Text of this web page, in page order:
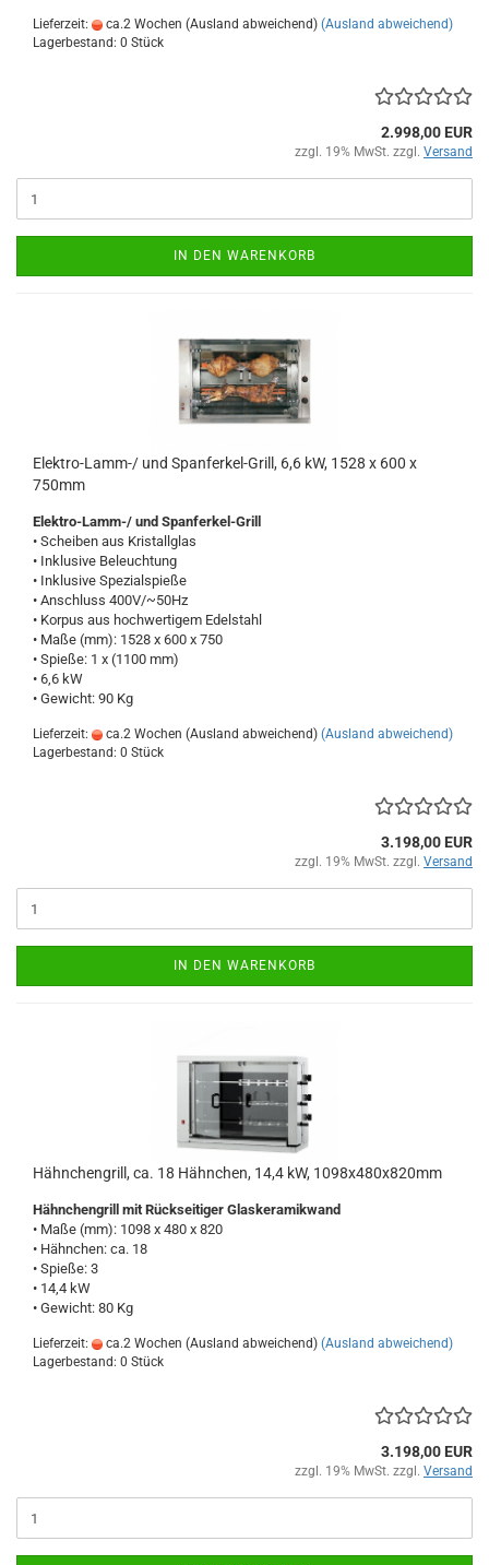
Lieferzeit: ca.2 Wochen (Ausland abweichend) (Ausland abweichend)
Lagerbestand: 0 Stück
2.998,00 EUR
zzgl. 19% MwSt. zzgl. Versand
IN DEN WARENKORB
Elektro-Lamm-/ und Spanferkel-Grill, 6,6 kW, 1528 x 600 x
750mm
Elektro-Lamm-/ und Spanferkel-Grill
• Scheiben aus Kristallglas
• Inklusive Beleuchtung
• Inklusive Spezialspieße
• Anschluss 400V/~50Hz
• Korpus aus hochwertigem Edelstahl
• Maße (mm): 1528 x 600 x 750
• Spieße: 1 x (1100 mm)
• 6,6 kW
• Gewicht: 90 Kg
Lieferzeit: ca.2 Wochen (Ausland abweichend) (Ausland abweichend)
Lagerbestand: 0 Stück
3.198,00 EUR
zzgl. 19% MwSt. zzgl. Versand
IN DEN WARENKORB
Hähnchengrill, ca. 18 Hähnchen, 14,4 kW, 1098x480x820mm
Hähnchengrill mit Rückseitiger Glaskeramikwand
• Maße (mm): 1098 x 480 x 820
• Hähnchen: ca. 18
• Spieße: 3
• 14,4 kW
• Gewicht: 80 Kg
Lieferzeit: ca.2 Wochen (Ausland abweichend) (Ausland abweichend)
Lagerbestand: 0 Stück
3.198,00 EUR
zzgl. 19% MwSt. zzgl. Versand